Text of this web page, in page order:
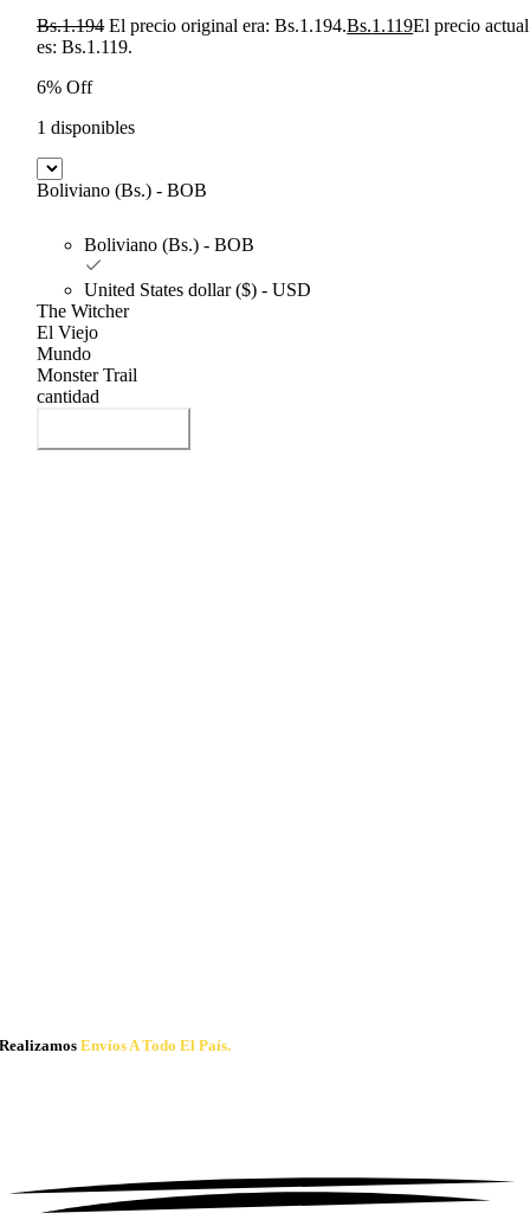
Bs.1.194 El precio original era: Bs.1.194.Bs.1.119El precio actual
es: Bs.1.119.
6% Off
1 disponibles
Boliviano (Bs.) - BOB
Boliviano (Bs.) - BOB
United States dollar ($) - USD
The Witcher
El Viejo
Mundo
Monster Trail
cantidad
RealizamosEnvíos A Todo El País.